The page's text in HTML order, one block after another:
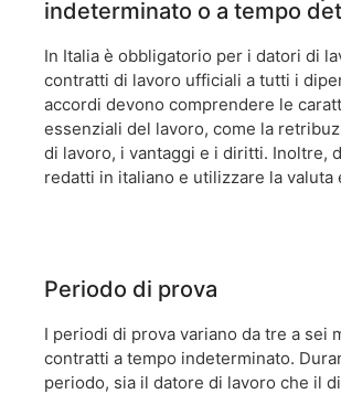
indeterminato o a tempo
In Italia è obbligatorio per i datori di
contratti di lavoro ufficiali a tutti i
accordi devono comprendere le
essenziali del lavoro, come la
di lavoro, i vantaggi e i diritti. Inoltre,
redatti in italiano e utilizzare la valuta
Periodo di prova
I periodi di prova variano da tre a sei
contratti a tempo indeterminato.
periodo, sia il datore di lavoro che il